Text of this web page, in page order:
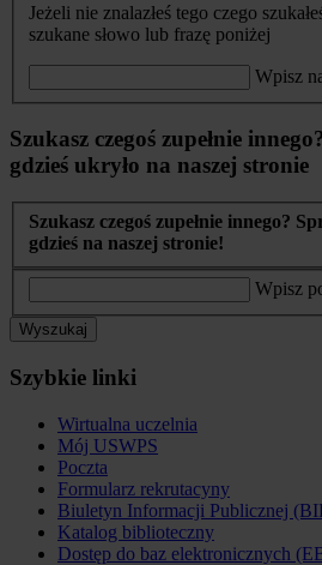
Jeżeli nie znalazłeś tego czego
szukane słowo lub frazę poniżej
Wpisz
Szukasz czegoś zupełnie
gdzieś ukryło na naszej stronie
Szukasz czegoś zupełnie innego?
gdzieś na naszej stronie!
Wpisz
Wyszukaj
Szybkie linki
Wirtualna uczelnia
Mój USWPS
Poczta
Formularz rekrutacyny
Biuletyn Informacji Publicznej
Katalog biblioteczny
Dostęp do baz elektronicznych